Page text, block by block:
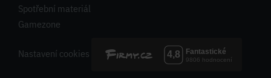
Spotřební materiál
Gamezone
Nastavení cookies